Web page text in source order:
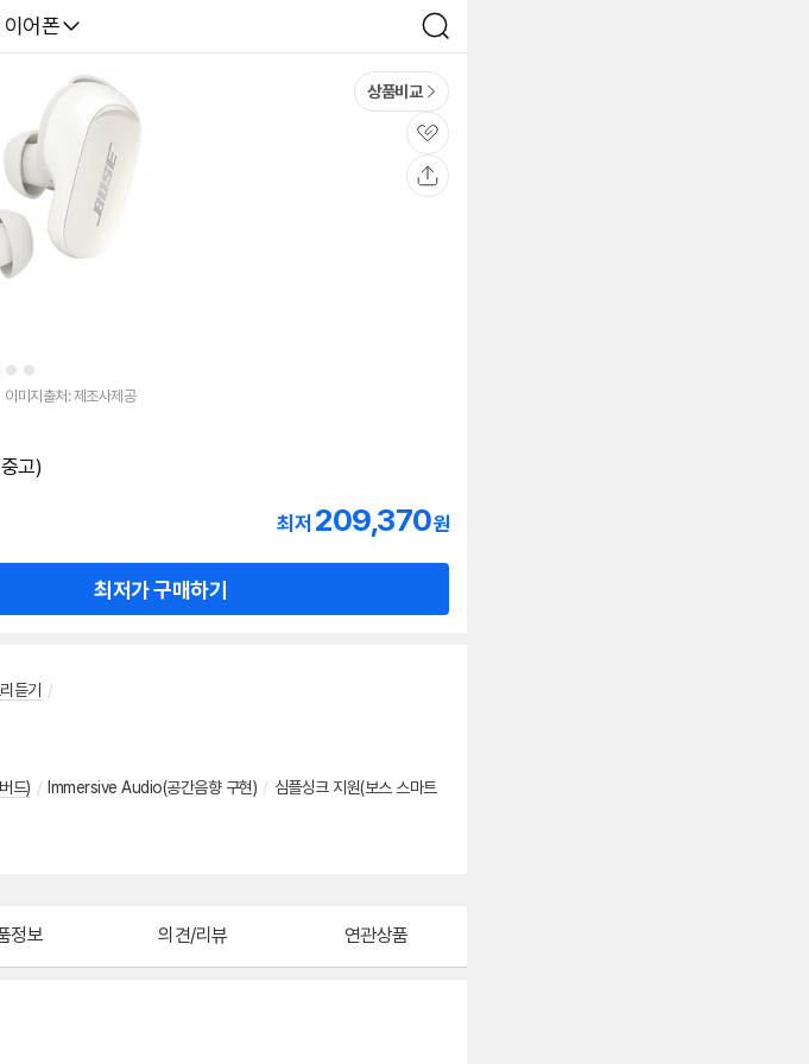
어폰
검
색
2 3
상품비교
관
심
이미지출처: 제조사제공
고)
최저 209,370원
최저가 구매하기
듣기 /
드) / Immersive Audio(공간음향 구현) / 심플싱크 지원(보스 스마트
정보 의견/리뷰 연관상품